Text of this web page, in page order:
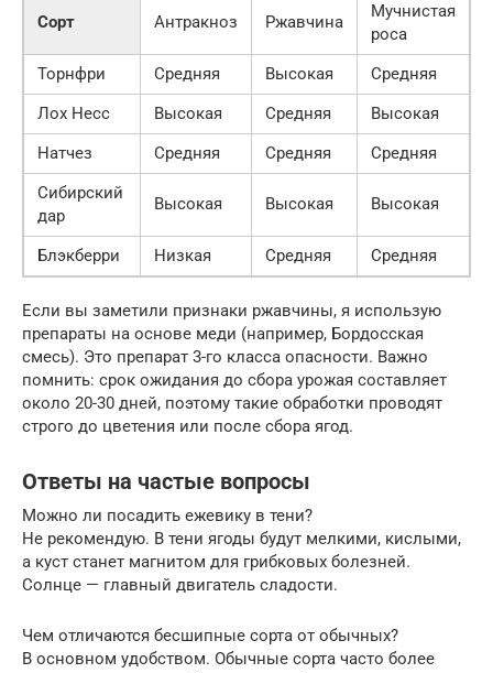
Сорт Антракноз Ржавчина
Мучнистая
роса
Торнфри
Средняя Высокая
Средняя
Лох Несс
Высокая Средняя
Высокая
Натчез
Средняя Средняя
Средняя
Сибирский
дар
Высокая Высокая Высокая
Блэкберри Низкая Средняя Средняя
Если вы заметили признаки ржавчины, я использую
препараты на основе меди (например, Бордосская
смесь). Это препарат 3-го класса опасности. Важно
помнить: срок ожидания до сбора урожая составляет
около 20-30 дней, поэтому такие обработки проводят
строго до цветения или после сбора ягод.
Ответы на частые вопросы
Можно ли посадить ежевику в тени?
Не рекомендую. В тени ягоды будут мелкими, кислыми,
а куст станет магнитом для грибковых болезней.
Солнце — главный двигатель сладости.
Чем отличаются бесшипные сорта от обычных?
В основном удобством. Обычные сорта часто более